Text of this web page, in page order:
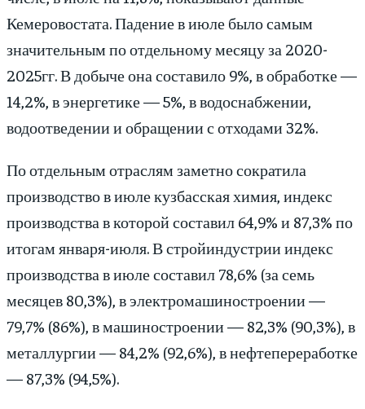
Кемеровостата. Падение в июле было самым
значительным по отдельному месяцу за 2020-
2025гг. В добыче она составило 9%, в обработке —
14,2%, в энергетике — 5%, в водоснабжении,
водоотведении и обращении с отходами 32%.
По отдельным отраслям заметно сократила
производство в июле кузбасская химия, индекс
производства в которой составил 64,9% и 87,3% по
итогам января-июля. В стройиндустрии индекс
производства в июле составил 78,6% (за семь
месяцев 80,3%), в электромашиностроении —
79,7% (86%), в машиностроении — 82,3% (90,3%), в
металлургии — 84,2% (92,6%), в нефтепереработке
— 87,3% (94,5%).